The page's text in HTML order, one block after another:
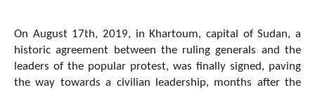
On August 17th, 2019, in Khartoum, capital of Sudan, a
historic agreement between the ruling generals and the
leaders of the popular protest, was finally signed, paving
the way towards a civilian leadership, months after the